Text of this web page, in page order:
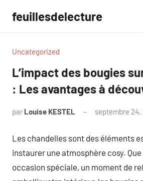
contenu
feuillesdelecture
Uncategorized
L’impact des bougies
: Les avantages à
par Louise KESTEL septembre 24,
Les chandelles sont des éléments
instaurer une atmosphère cosy.
occasion spéciale, un moment de